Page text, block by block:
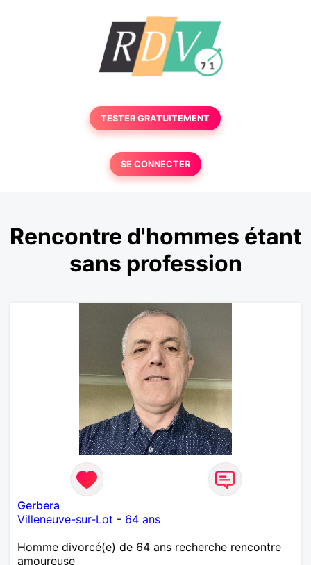
TESTER GRATUITEMENT
SE CONNECTER
Rencontre d'hommes étant
sans profession
Gerbera
Villeneuve-sur-Lot - 64 ans
Homme divorcé(e) de 64 ans recherche rencontre
amoureuse